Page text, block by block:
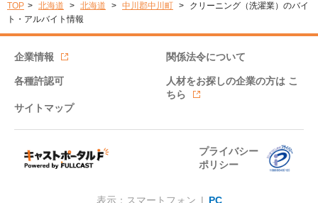
TOP 北海道 北海道 中川郡中川町
クリーニング（洗濯業）のバイ
ト・アルバイト情報
企業情報 関係法令について
各種許認可 人材をお探しの企業の方は こ
ちら
サイトマップ
プライバシー
ポリシー
表示：スマートフォン | PC